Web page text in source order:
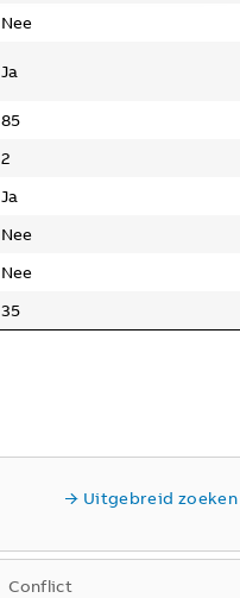
Nee
Ja
85
2
Ja
Nee
Nee
35
Uitgebreid zoeken
Conflict